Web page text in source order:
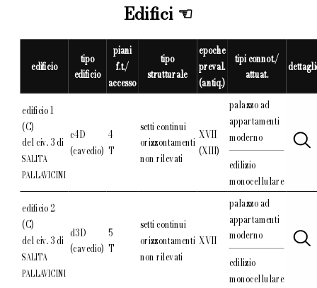
Edifici
edificio tipo
edificio
piani
f.t./
accesso
tipo
strutturale
epoche
preval.
(antiq.)
tipi connot./
attuat.
edificio 1
(C)
del civ. 3 di
SALITA
PALLAVICINI
c4D
(cavedio)
4
T
setti continui
orizzontamenti
non rilevati
XVII
(XIII)
palazzo ad
appartamenti
moderno
edilizio
monocellulare
edificio 2
(C)
del civ. 3 di
SALITA
PALLAVICINI
d3D
(cavedio)
5
T
setti continui
orizzontamenti
non rilevati
XVII
palazzo ad
appartamenti
moderno
edilizio
monocellulare